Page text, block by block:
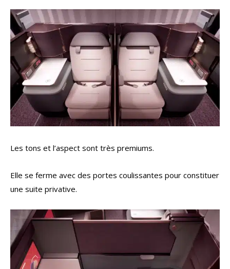
Les tons et l’aspect sont très premiums.
Elle se ferme avec des portes coulissantes pour constituer
une suite privative.